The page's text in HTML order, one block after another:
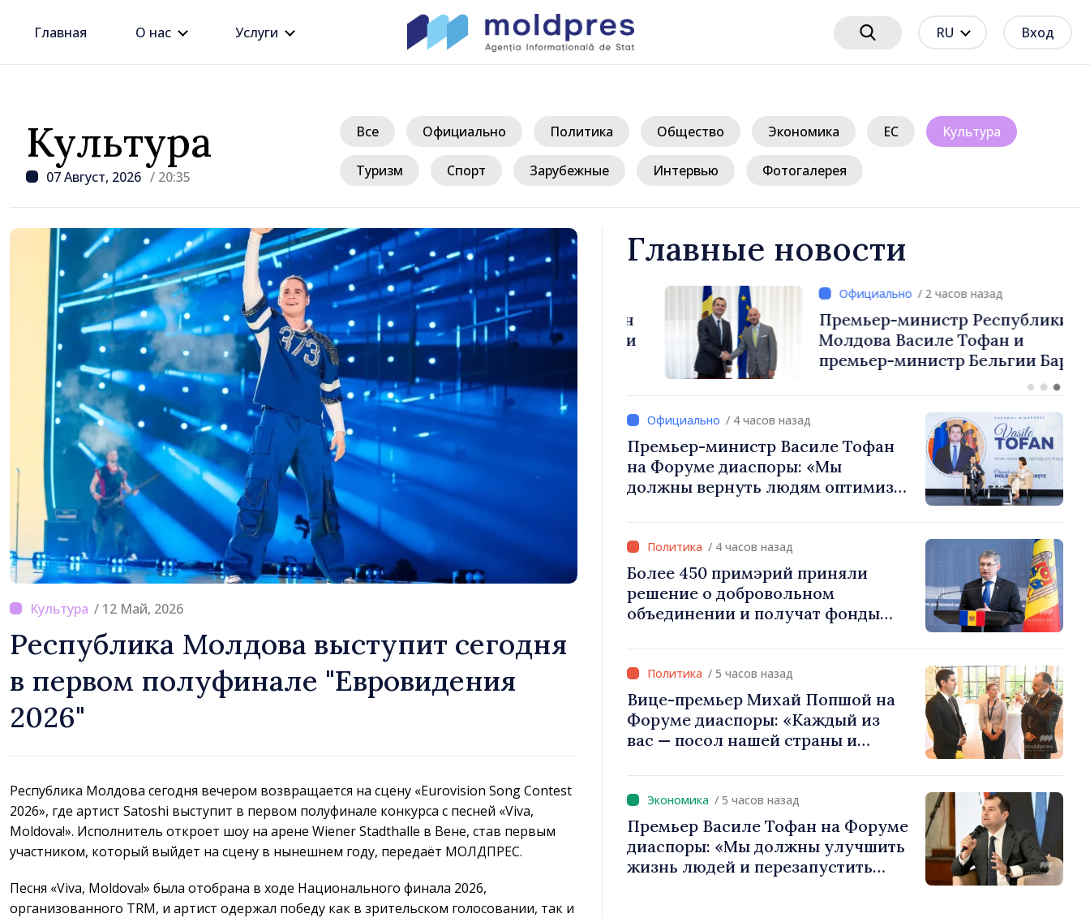
Главная О нас Услуги RU Вход
Культура
07 Август, 2026 / 20:35
Все Официально Политика Общество Экономика ЕС Культура
Туризм Спорт Зарубежные Интервью Фотогалерея
/ 12 Май, 2026
Республика Молдова выступит сегодня
в первом полуфинале "Евровидения
2026"
Республика Молдова сегодня вечером возвращается на сцену «Eurovision Song Contest
2026», где артист Satoshi выступит в первом полуфинале конкурса с песней «Viva,
Moldova!». Исполнитель откроет шоу на арене Wiener Stadthalle в Вене, став первым
участником, который выйдет на сцену в нынешнем году, передаёт МОЛДПРЕС.
Песня «Viva, Moldova!» была отобрана в ходе Национального финала 2026,
организованного TRM, и артист одержал победу как в зрительском голосовании, так и
Главные новости
/ 2 часов назад
Премьер-министр Василе Тофан
провёл встречу с послом Италии
Джузеппе Мария Перриконе
/ 2 часов назад
Премьер-министр Республики
Молдова Василе Тофан и
премьер-министр Бельгии Барт де
Вевер обсудили европейский путь
/ 4 часов назад
Премьер-министр Василе Тофан
на Форуме диаспоры: «Мы
должны вернуть людям оптимизм
правильном направлении»
/ 4 часов назад
Более 450 примэрий приняли
решение о добровольном
объединении и получат фонды
дать населённым пунктам шанс
развиваться»
/ 5 часов назад
Вице-премьер Михай Попшой на
Форуме диаспоры: «Каждый из
вас — посол нашей страны и
/ 5 часов назад
Премьер Василе Тофан на Форуме
диаспоры: «Мы должны улучшить
жизнь людей и перезапустить